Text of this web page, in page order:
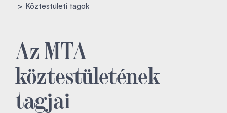
Köztestületi tagok
Az MTA
köztestületének
tagjai